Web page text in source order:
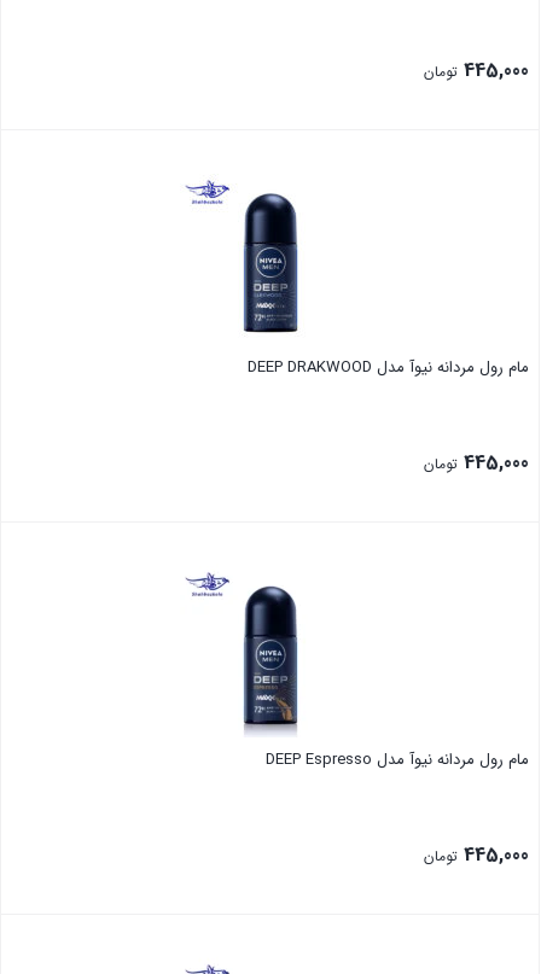
445,000 تومان
مام رول مردانه نیوآ مدل DEEP DRAKWOOD
445,000 تومان
مام رول مردانه نیوآ مدل DEEP Espresso
445,000 تومان